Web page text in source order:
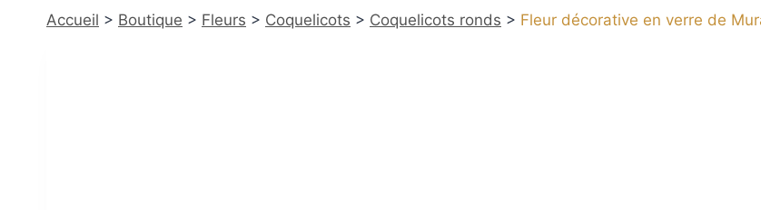
Accueil > Boutique > Fleurs > Coquelicots > Coquelicots ronds > Fleur décorative en verre de